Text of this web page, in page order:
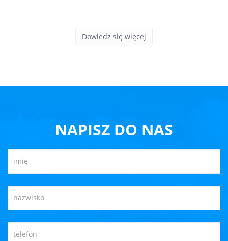
Dowiedz się więcej
NAPISZ DO NAS